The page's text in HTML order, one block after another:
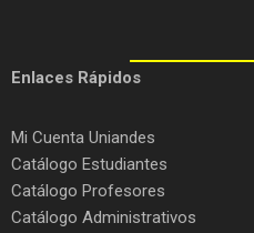
Enlaces Rápidos
Mi Cuenta Uniandes
Catálogo Estudiantes
Catálogo Profesores
Catálogo Administrativos